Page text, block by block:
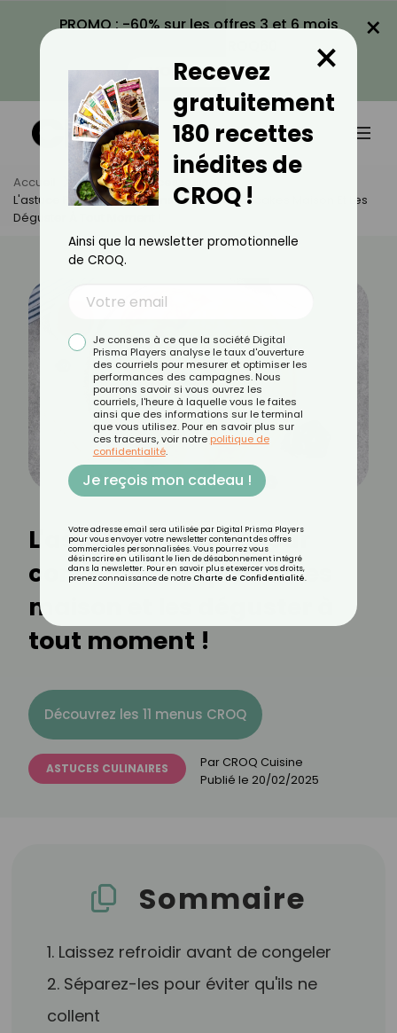
PROMO : -60% sur les offres 3 et 6 mois
VOIR LA PROMO
×
Accueil Actus
Astuces Culinaires
L'astuce Pratique Pour Conserver Vos Pancakes Maison Et Les
Déguster À Tout Moment !
L'astuce pratique pour
conserver vos pancakes
maison et les déguster à
tout moment !
Découvrez les 11 menus CROQ
ASTUCES CULINAIRES Par CROQ Cuisine
Publié le 20/02/2025
Sommaire
1. Laissez refroidir avant de congeler
2. Séparez-les pour éviter qu'ils ne
collent
Recevez
gratuitement
180 recettes
inédites de
CROQ !
×
Ainsi que la newsletter promotionnelle
de CROQ.
Je consens à ce que la société Digital
Prisma Players analyse le taux d'ouverture
des courriels pour mesurer et optimiser les
performances des campagnes. Nous
pourrons savoir si vous ouvrez les
courriels, l'heure à laquelle vous le faites
ainsi que des informations sur le terminal
que vous utilisez. Pour en savoir plus sur
ces traceurs, voir notre politique de
confidentialité.
Je reçois mon cadeau !
Votre adresse email sera utilisée par Digital Prisma Players
pour vous envoyer votre newsletter contenant des offres
commerciales personnalisées. Vous pourrez vous
désinscrire en utilisant le lien de désabonnement intégré
dans la newsletter. Pour en savoir plus et exercer vos droits,
prenez connaissance de notre Charte de Confidentialité.